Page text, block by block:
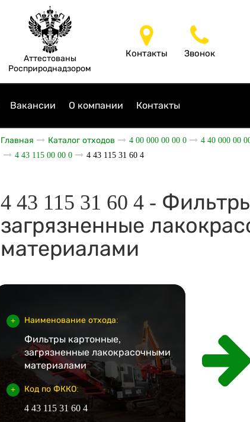
Аттестованы
Росприроднадзором
Контакты Звонок
Вакансии О компании Контакты
Главная Каталог отходов 4 00 000 00 00 0 4 40 000 00
4 43 115 00 00 0
4 43 115 31 60 4
4 43 115 31 60 4 -
загрязненные
материалами
Наименование отхода:
Фильтры картонные,
загрязненные лакокрасочными
материалами
Код по ФККО:
4 43 115 31 60 4